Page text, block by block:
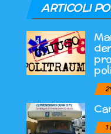
ARTICOLI